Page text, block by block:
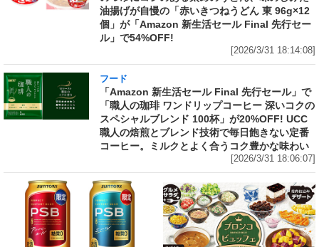
油揚げが自慢の「赤いきつねうどん 東 96g×12
個」が「Amazon 新生活セール Final 先行セー
ル」で54%OFF!
[2026/3/31 18:14:08]
フード
「Amazon 新生活セール Final 先行セール」で
「職人の珈琲 ワンドリップコーヒー 深いコクの
スペシャルブレンド 100杯」が20%OFF! UCC
職人の焙煎とブレンド技術で毎日飽きない定番
コーヒー。ミルクとよく合うコク豊かな味わい
[2026/3/31 18:06:07]